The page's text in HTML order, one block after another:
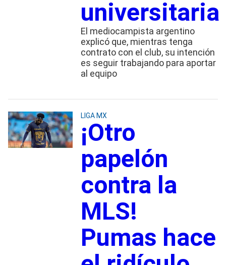
universitaria
El mediocampista argentino
explicó que, mientras tenga
contrato con el club, su intención
es seguir trabajando para aportar
al equipo
LIGA MX
¡Otro
papelón
contra la
MLS!
Pumas hace